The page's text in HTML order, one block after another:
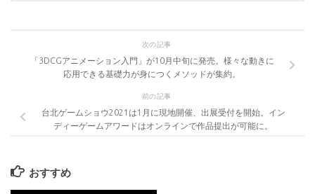
次の記事
「3DCGアニメーション入門」が10月中旬に発売。様々な動きに
応用できる基礎力が身につくメソッドが集約。
前の記事
台北ゲームショウ2021は1月に現地開催、出展受付を開始。イン
ディーゲームアワードはオンラインで作品提出が可能に。
おすすめ